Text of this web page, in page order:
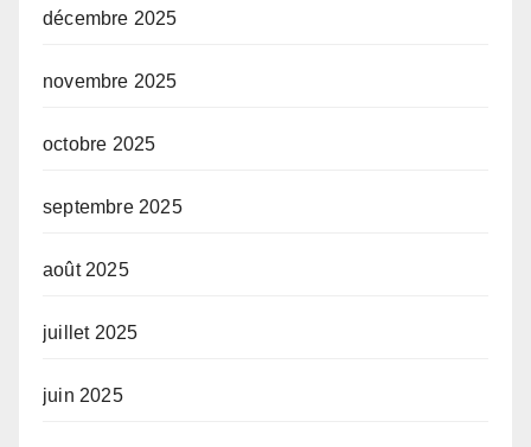
décembre 2025
novembre 2025
octobre 2025
septembre 2025
août 2025
juillet 2025
juin 2025